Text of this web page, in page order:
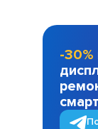
-30%